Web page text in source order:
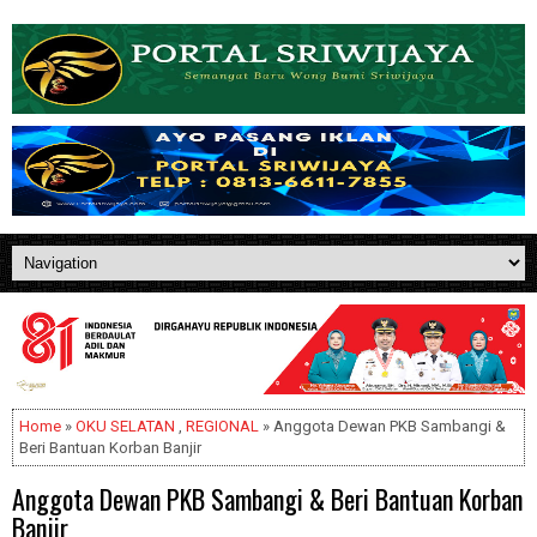
Home » OKU SELATAN , REGIONAL » Anggota Dewan PKB Sambangi &
Beri Bantuan Korban Banjir
Anggota Dewan PKB Sambangi & Beri Bantuan Korban
Banjir